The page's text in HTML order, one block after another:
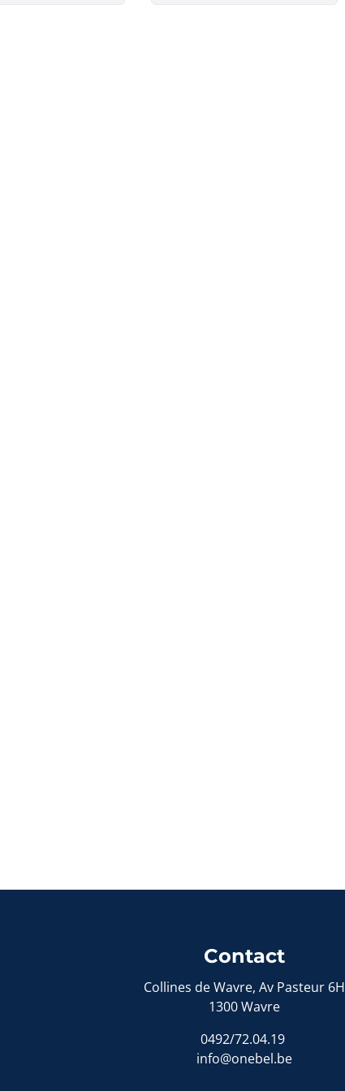
Contact
Collines de Wavre, Av Pasteur 6H
1300 Wavre
0492/72.04.19
info@onebel.be